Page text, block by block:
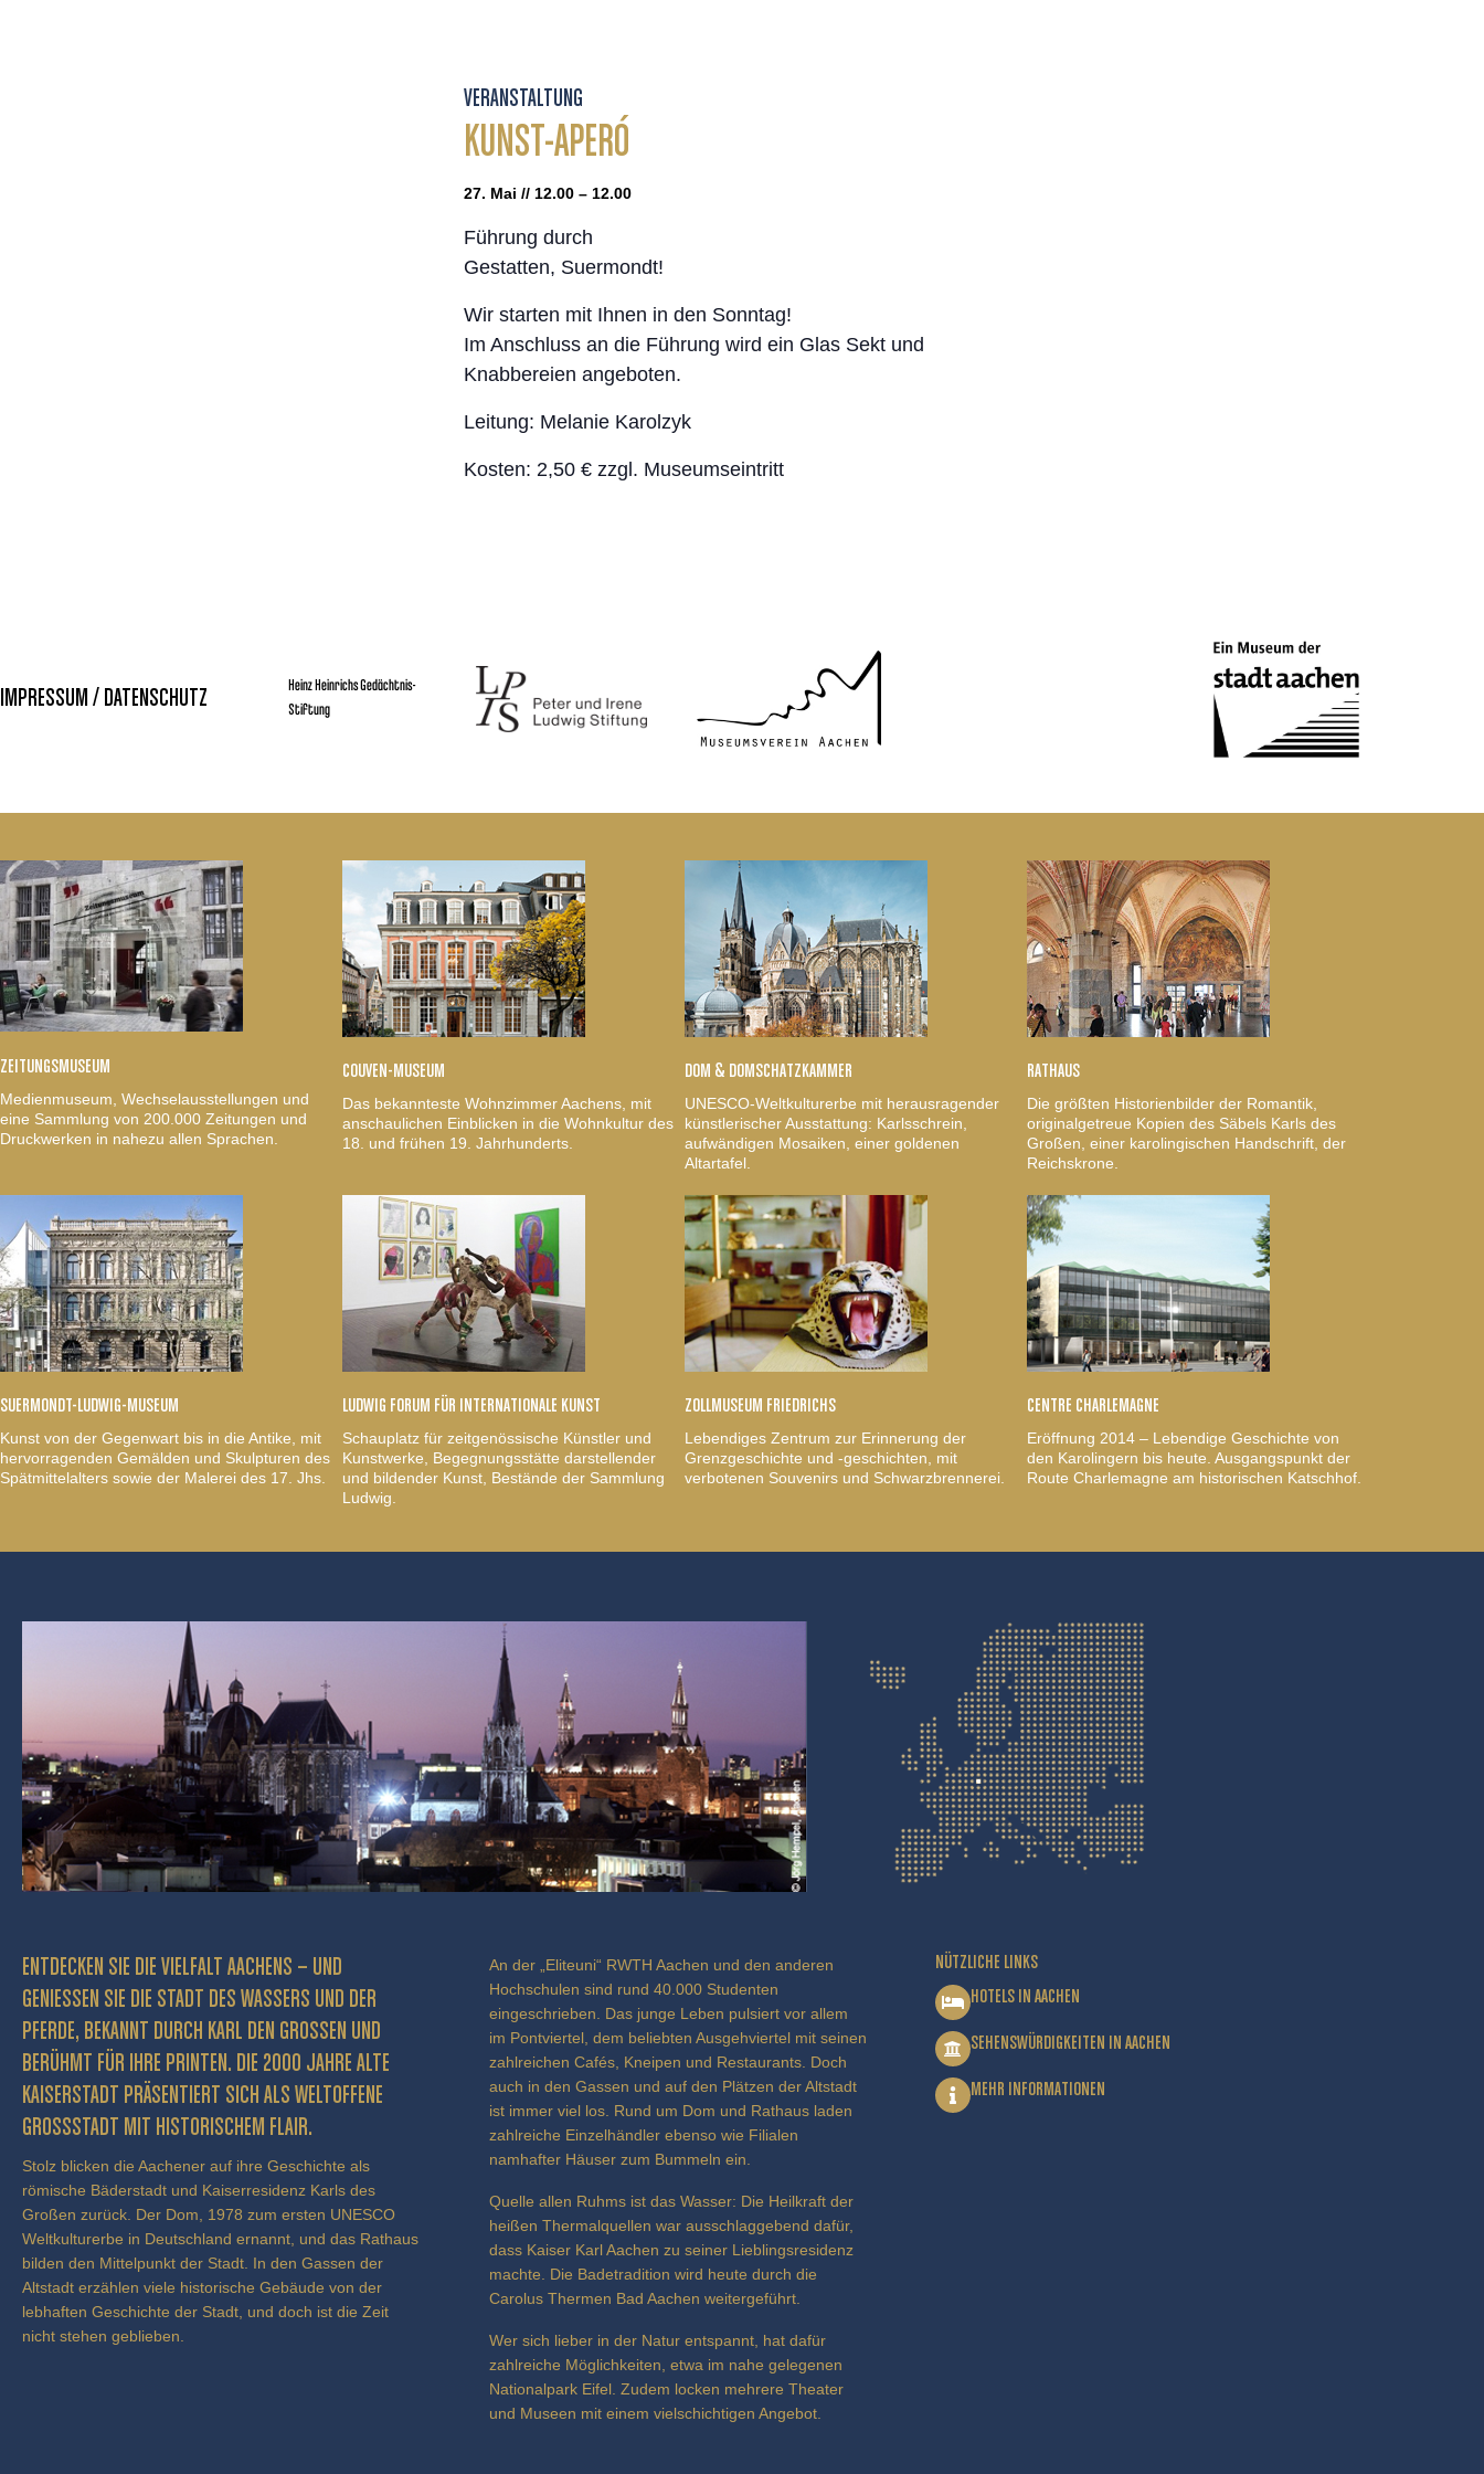
VERANSTALTUNG
KUNST-APERÓ
27. Mai // 12.00 – 12.00
Führung durch
Gestatten, Suermondt!
Wir starten mit Ihnen in den Sonntag!
Im Anschluss an die Führung wird ein Glas Sekt und
Knabbereien angeboten.
Leitung: Melanie Karolzyk
Kosten: 2,50 € zzgl. Museumseintritt
IMPRESSUM / DATENSCHUTZ
Heinz Heinrichs Gedächtnis-
Stiftung
ZEITUNGSMUSEUM
Medienmuseum, Wechselausstellungen und
eine Sammlung von 200.000 Zeitungen und
Druckwerken in nahezu allen Sprachen.
COUVEN-MUSEUM
Das bekannteste Wohnzimmer Aachens, mit
anschaulichen Einblicken in die Wohnkultur des
18. und frühen 19. Jahrhunderts.
DOM & DOMSCHATZKAMMER
UNESCO-Weltkulturerbe mit herausragender
künstlerischer Ausstattung: Karlsschrein,
aufwändigen Mosaiken, einer goldenen
Altartafel.
RATHAUS
Die größten Historienbilder der Romantik,
originalgetreue Kopien des Säbels Karls des
Großen, einer karolingischen Handschrift, der
Reichskrone.
SUERMONDT-LUDWIG-MUSEUM
Kunst von der Gegenwart bis in die Antike, mit
hervorragenden Gemälden und Skulpturen des
Spätmittelalters sowie der Malerei des 17. Jhs.
LUDWIG FORUM FÜR INTERNATIONALE KUNST
Schauplatz für zeitgenössische Künstler und
Kunstwerke, Begegnungsstätte darstellender
und bildender Kunst, Bestände der Sammlung
Ludwig.
ZOLLMUSEUM FRIEDRICHS
Lebendiges Zentrum zur Erinnerung der
Grenzgeschichte und -geschichten, mit
verbotenen Souvenirs und Schwarzbrennerei.
CENTRE CHARLEMAGNE
Eröffnung 2014 – Lebendige Geschichte von
den Karolingern bis heute. Ausgangspunkt der
Route Charlemagne am historischen Katschhof.
ENTDECKEN SIE DIE VIELFALT AACHENS – UND
GENIESSEN SIE DIE STADT DES WASSERS UND DER P
FERDE, BEKANNT DURCH KARL DEN GROSSEN UND BE
RÜHMT FÜR IHRE PRINTEN. DIE 2000 JAHRE ALTE KA
ISERSTADT PRÄSENTIERT SICH ALS WELTOFFENE GR
OSSSTADT MIT HISTORISCHEM FLAIR.
Stolz blicken die Aachener auf ihre Geschichte als
römische Bäderstadt und Kaiserresidenz Karls des
Großen zurück. Der Dom, 1978 zum ersten UNESCO
Weltkulturerbe in Deutschland ernannt, und das Rathaus
bilden den Mittelpunkt der Stadt. In den Gassen der
Altstadt erzählen viele historische Gebäude von der
lebhaften Geschichte der Stadt, und doch ist die Zeit
nicht stehen geblieben.
An der „Eliteuni“ RWTH Aachen und den anderen
Hochschulen sind rund 40.000 Studenten
eingeschrieben. Das junge Leben pulsiert vor allem
im Pontviertel, dem beliebten Ausgehviertel mit seinen
zahlreichen Cafés, Kneipen und Restaurants. Doch
auch in den Gassen und auf den Plätzen der Altstadt
ist immer viel los. Rund um Dom und Rathaus laden
zahlreiche Einzelhändler ebenso wie Filialen
namhafter Häuser zum Bummeln ein.
Quelle allen Ruhms ist das Wasser: Die Heilkraft der
heißen Thermalquellen war ausschlaggebend dafür,
dass Kaiser Karl Aachen zu seiner Lieblingsresidenz
machte. Die Badetradition wird heute durch die
Carolus Thermen Bad Aachen weitergeführt.
Wer sich lieber in der Natur entspannt, hat dafür
zahlreiche Möglichkeiten, etwa im nahe gelegenen
Nationalpark Eifel. Zudem locken mehrere Theater
und Museen mit einem vielschichtigen Angebot.
NÜTZLICHE LINKS
HOTELS IN AACHEN
SEHENSWÜRDIGKEITEN IN AACHEN
MEHR INFORMATIONEN